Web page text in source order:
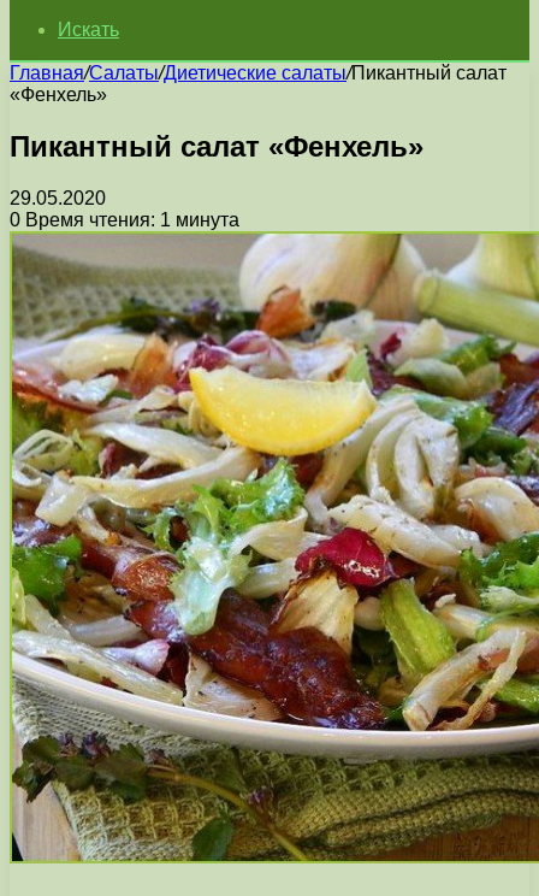
Искать
Главная/Салаты/Диетические салаты/Пикантный салат
«Фенхель»
Пикантный салат «Фенхель»
29.05.2020
0 Время чтения: 1 минута